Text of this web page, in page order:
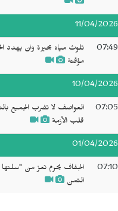
11/04/2026
07:49
تلوث مياه بحيرة وان يهدد
مؤقتة
10/04/2026
07:05
العواصف لا تضرب الجميع
قلب الأزمة
01/04/2026
07:10
الجفاف يحرم تعز من "سلتها
الثمن